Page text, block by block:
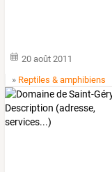
20 août 2011
» Reptiles & amphibiens